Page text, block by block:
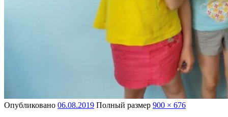
Опубликовано 06.08.2019 Полный размер 900 × 676